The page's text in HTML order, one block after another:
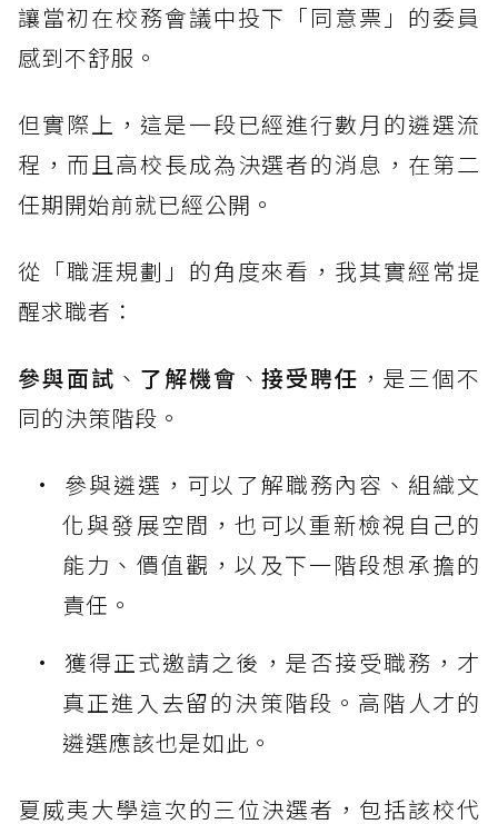
讓當初在校務會議中投下「同意票」的委員
感到不舒服。
但實際上，這是一段已經進行數月的遴選流
程，而且高校長成為決選者的消息，在第二
任期開始前就已經公開。
從「職涯規劃」的角度來看，我其實經常提
醒求職者：
參與面試 、 了解機會 、接受聘任 ，是三個不
同的決策階段。
參與遴選，可以了解職務內容、組織文
化與發展空間，也可以重新檢視自己的
能力、價值觀，以及下一階段想承擔的
責任。
獲得正式邀請之後，是否接受職務，才
真正進入去留的決策階段。高階人才的
遴選應該也是如此。
夏威夷大學這次的三位決選者，包括該校代